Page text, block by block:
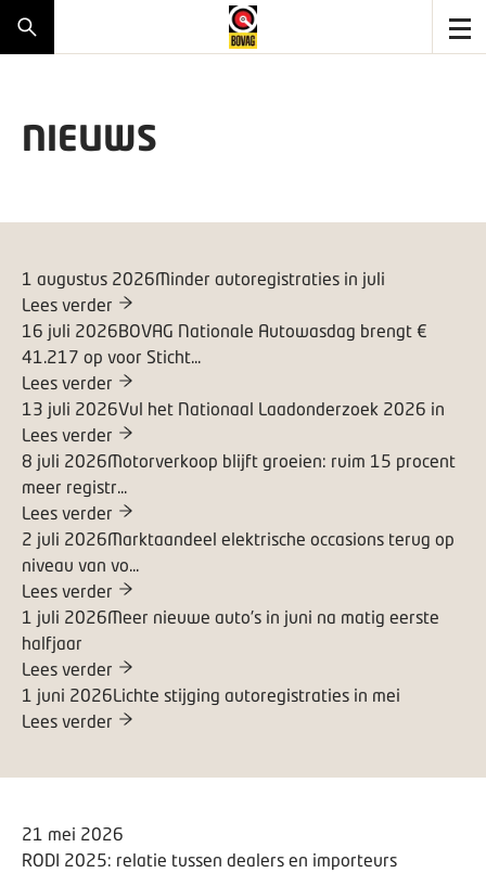
NIEUWS
1 augustus 2026Minder autoregistraties in juli
Lees verder
16 juli 2026BOVAG Nationale Autowasdag brengt €
41.217 op voor Sticht...
Lees verder
13 juli 2026Vul het Nationaal Laadonderzoek 2026 in
Lees verder
8 juli 2026Motorverkoop blijft groeien: ruim 15 procent
meer registr...
Lees verder
2 juli 2026Marktaandeel elektrische occasions terug op
niveau van vo...
Lees verder
1 juli 2026Meer nieuwe auto's in juni na matig eerste
halfjaar
Lees verder
1 juni 2026Lichte stijging autoregistraties in mei
Lees verder
21 mei 2026
RODI 2025: relatie tussen dealers en importeurs